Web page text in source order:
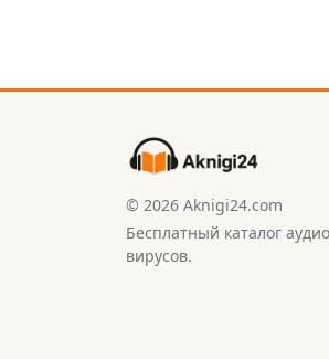
© 2026 Aknigi24.com
Бесплатный каталог
вирусов.